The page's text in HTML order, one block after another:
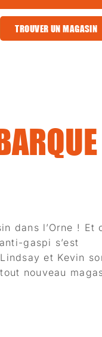
TROUVER UN MAGASIN
dans l’Orne ! Et
gaspi s’est
et Kevin
nouveau